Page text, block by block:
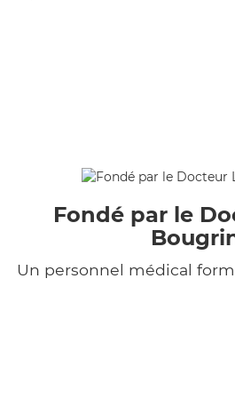
Fondé par le
Un personnel médical